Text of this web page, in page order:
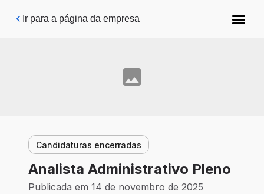
Pular para o conteúdo principal
Ir para a página da empresa
Candidaturas encerradas
Analista Administrativo Pleno
Publicada em 14 de novembro de 2025